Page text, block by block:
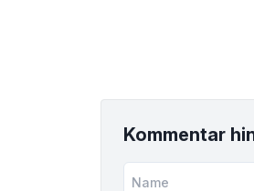
Kommentar